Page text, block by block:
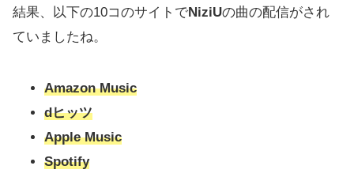
結果、以下の10コのサイトでNiziUの曲の配信がされ
ていましたね。
Amazon Music
dヒッツ
Apple Music
Spotify